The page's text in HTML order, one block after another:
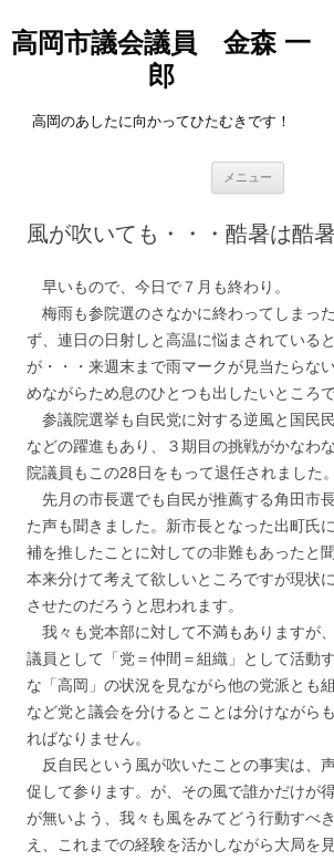
高岡市議会議員 金森 一
郎
高岡のあしたに向かってひたむきです！
メニュー
ツ
へ
プ
風が吹いても・・・酷暑は酷
早いもので、今日で７月も終わり。
梅雨も参院選のさなかに終わってしまっ
ず、連日の日射しと高温に悩まされている
が・・・来週末まで雨マークが見当たらな
めながらため息のひとつも出したいところで
参議院選挙も自民党に対する逆風と国民
などの躍進もあり、３期目の挑戦がかなわ
院議員もこの28日をもって退任されました。
先月の市長選でも自民が推薦する角田市
た声も聞きました。新市長となった出町氏
補を推したことに対しての非難もあったと
本来分けて考えて欲しいところですが現状
させたのだろうと思われます。
我々も党本部に対して不満もありますが
議員として「党＝仲間＝組織」として活動
な「高岡」の状況を見ながら他の党派とも
など党と議会を分けるとことは分けながら
ればなりません。
反自民という風が吹いたことの事実は、
促して参ります。が、その風で誰かだけが
が無いよう、我々も風をみてどう行動すべ
え、これまでの経験を活かしながら大局を